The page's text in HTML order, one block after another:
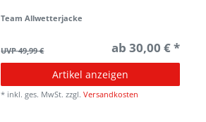
Team Allwetterjacke
UVP 49,99 € ab 30,00 € *
Artikel anzeigen
* inkl. ges. MwSt. zzgl.Versandkosten